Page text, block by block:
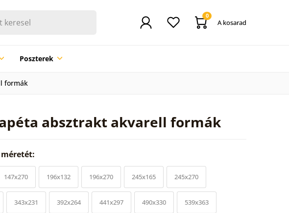
0
A kosarad
Poszterek
formák
absztrakt akvarell formák
147x270 196x132 196x270 245x165 245x270
343x231 392x264 441x297 490x330 539x363